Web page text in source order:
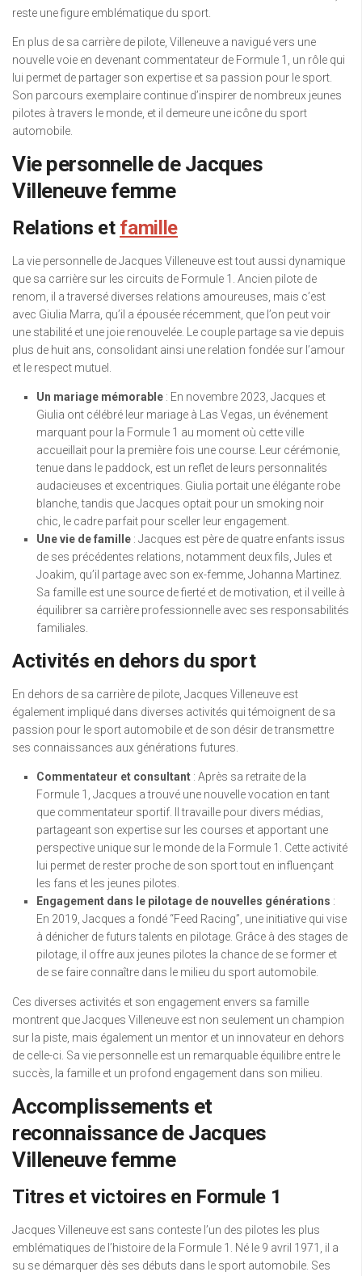
reste une figure emblématique du sport.
En plus de sa carrière de pilote, Villeneuve a navigué vers une
nouvelle voie en devenant commentateur de Formule 1, un rôle qui
lui permet de partager son expertise et sa passion pour le sport.
Son parcours exemplaire continue d’inspirer de nombreux jeunes
pilotes à travers le monde, et il demeure une icône du sport
automobile.
Vie personnelle de Jacques
Villeneuve femme
Relations et famille
La vie personnelle de Jacques Villeneuve est tout aussi dynamique
que sa carrière sur les circuits de Formule 1. Ancien pilote de
renom, il a traversé diverses relations amoureuses, mais c’est
avec Giulia Marra, qu’il a épousée récemment, que l’on peut voir
une stabilité et une joie renouvelée. Le couple partage sa vie depuis
plus de huit ans, consolidant ainsi une relation fondée sur l’amour
et le respect mutuel.
Un mariage mémorable : En novembre 2023, Jacques et
Giulia ont célébré leur mariage à Las Vegas, un événement
marquant pour la Formule 1 au moment où cette ville
accueillait pour la première fois une course. Leur cérémonie,
tenue dans le paddock, est un reflet de leurs personnalités
audacieuses et excentriques. Giulia portait une élégante robe
blanche, tandis que Jacques optait pour un smoking noir
chic, le cadre parfait pour sceller leur engagement.
Une vie de famille : Jacques est père de quatre enfants issus
de ses précédentes relations, notamment deux fils, Jules et
Joakim, qu’il partage avec son ex-femme, Johanna Martinez.
Sa famille est une source de fierté et de motivation, et il veille à
équilibrer sa carrière professionnelle avec ses responsabilités
familiales.
Activités en dehors du sport
En dehors de sa carrière de pilote, Jacques Villeneuve est
également impliqué dans diverses activités qui témoignent de sa
passion pour le sport automobile et de son désir de transmettre
ses connaissances aux générations futures.
Commentateur et consultant : Après sa retraite de la
Formule 1, Jacques a trouvé une nouvelle vocation en tant
que commentateur sportif. Il travaille pour divers médias,
partageant son expertise sur les courses et apportant une
perspective unique sur le monde de la Formule 1. Cette activité
lui permet de rester proche de son sport tout en influençant
les fans et les jeunes pilotes.
Engagement dans le pilotage de nouvelles générations :
En 2019, Jacques a fondé “Feed Racing”, une initiative qui vise
à dénicher de futurs talents en pilotage. Grâce à des stages de
pilotage, il offre aux jeunes pilotes la chance de se former et
de se faire connaître dans le milieu du sport automobile.
Ces diverses activités et son engagement envers sa famille
montrent que Jacques Villeneuve est non seulement un champion
sur la piste, mais également un mentor et un innovateur en dehors
de celle-ci. Sa vie personnelle est un remarquable équilibre entre le
succès, la famille et un profond engagement dans son milieu.
Accomplissements et
reconnaissance de Jacques
Villeneuve femme
Titres et victoires en Formule 1
Jacques Villeneuve est sans conteste l’un des pilotes les plus
emblématiques de l’histoire de la Formule 1. Né le 9 avril 1971, il a
su se démarquer dès ses débuts dans le sport automobile. Ses